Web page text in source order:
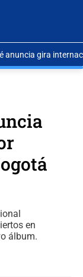
anuncia gira
en
álbum.